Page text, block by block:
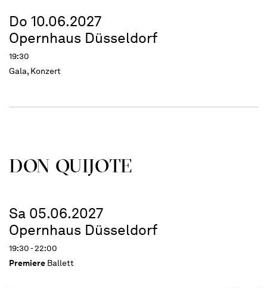
Do 10.06.2027
Opernhaus Düsseldorf
19:30
Gala, Konzert
DON QUIJOTE
Sa 05.06.2027
Opernhaus Düsseldorf
19:30 - 22:00
Premiere Ballett